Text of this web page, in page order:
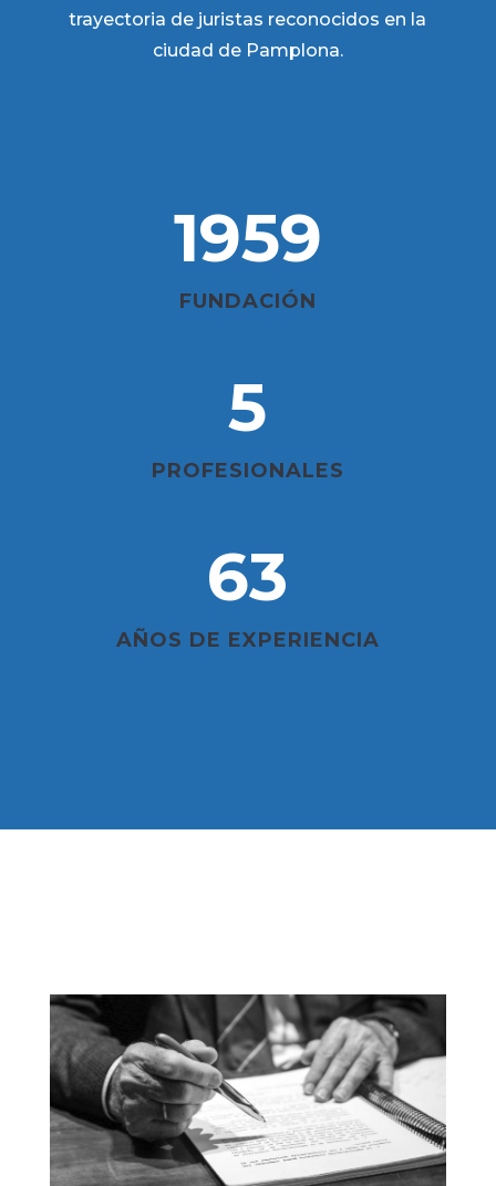
trayectoria de juristas reconocidos en la
ciudad de Pamplona.
1959
FUNDACIÓN
5
PROFESIONALES
63
AÑOS DE EXPERIENCIA